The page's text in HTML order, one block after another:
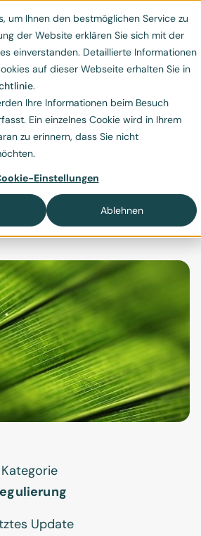
um Ihnen den bestmöglichen Service zu
der Website erklären Sie sich mit der
einverstanden. Detaillierte Informationen
auf dieser Webseite erhalten Sie in
.
Ihre Informationen beim Besuch
Ein einzelnes Cookie wird in Ihrem
zu erinnern, dass Sie nicht
Einstellungen
Ablehnen
Verbot,
Schweiz passt die Gesetze an
Greenwashing vs.
was ist der Unterschied?
Kategorie
Update